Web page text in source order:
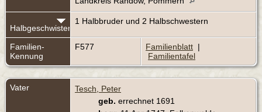
Halbgeschwister
1 Halbbruder und 2 Halbschwestern
Familien-
Kennung
F577 Familienblatt |
Familientafel
Vater
Tesch, Peter
geb. errechnet 1691